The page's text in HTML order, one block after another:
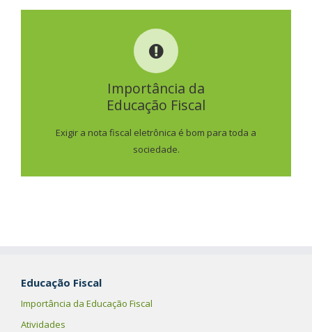
Importância da
Educação Fiscal
Exigir a nota fiscal eletrônica é bom para toda a
sociedade.
IMPORTÂNCIA DA
SAIBA MAIS
Educação Fiscal
Importância da Educação Fiscal
Atividades